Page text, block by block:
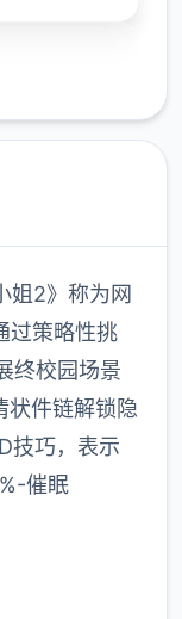
姐2》称为网
过策略性挑
终校园场景
状件链解锁隐
技巧，表示
催眠